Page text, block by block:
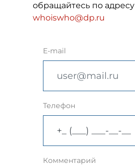
обращайтесь по адресу
whoiswho@dp.ru
E-mail
Телефон
Комментарий